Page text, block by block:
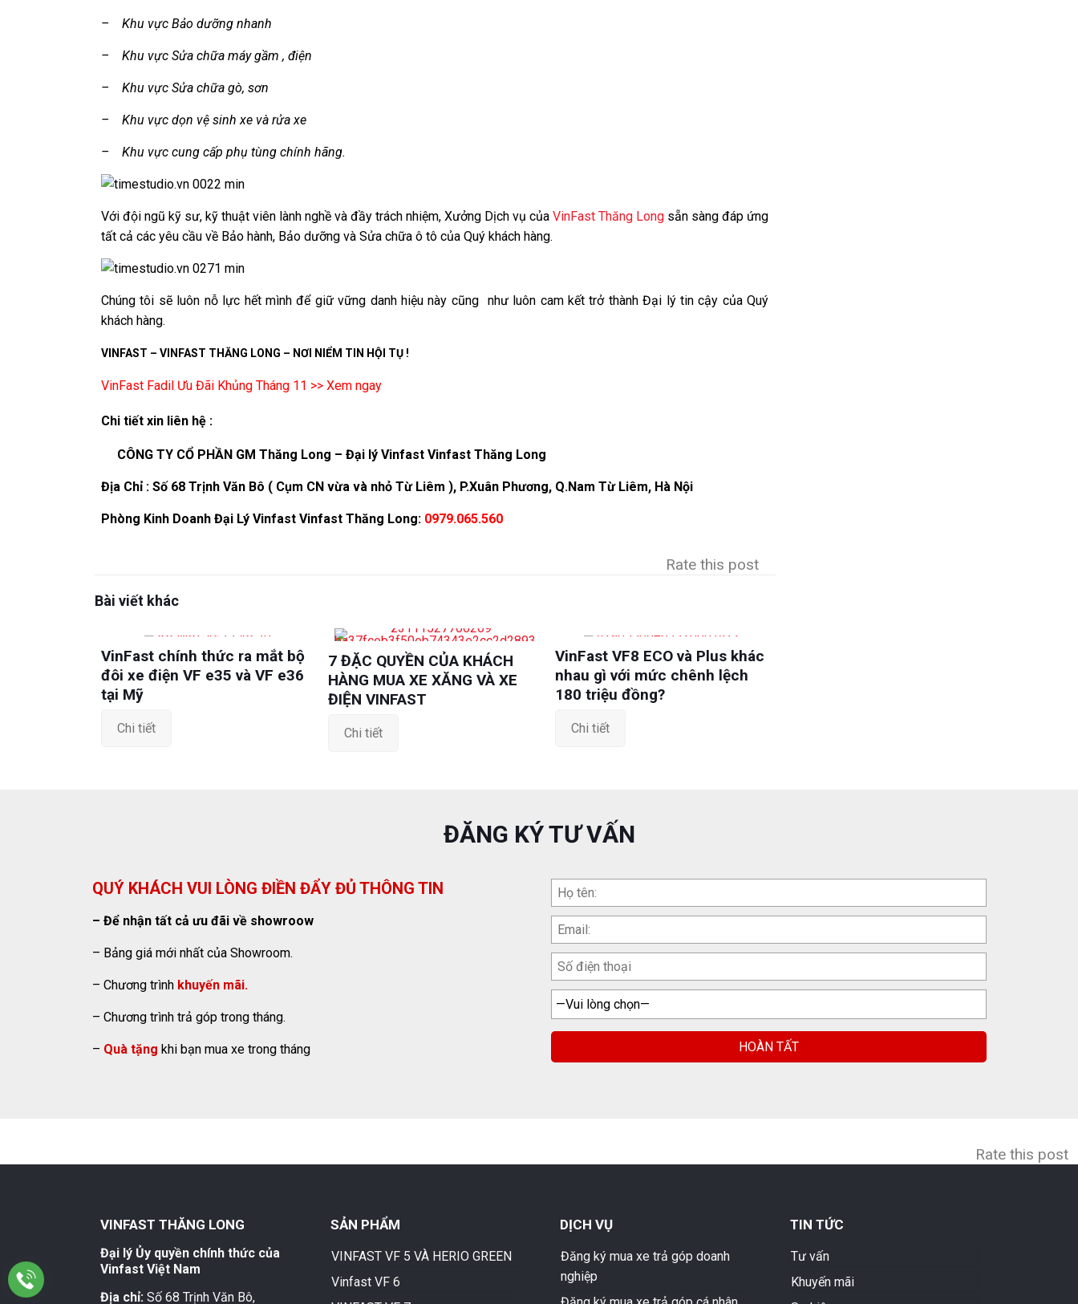
– Khu vực Bảo dưỡng nhanh
– Khu vực Sửa chữa máy gầm , điện
– Khu vực Sửa chữa gò, sơn
– Khu vực dọn vệ sinh xe và rửa xe
– Khu vực cung cấp phụ tùng chính hãng.
Với đội ngũ kỹ sư, kỹ thuật viên lành nghề và đầy trách nhiệm, Xưởng Dịch vụ củaVinFast Thăng Long sẵn sàng đáp ứng
tất cả các yêu cầu về Bảo hành, Bảo dưỡng và Sửa chữa ô tô của Quý khách hàng.
Chúng tôi sẽ luôn nỗ lực hết mình để giữ vững danh hiệu này cũng như luôn cam kết trở thành Đại lý tin cậy của Quý
khách hàng.
VINFAST – VINFAST THĂNG LONG – NƠI NIỂM TIN HỘI TỤ !
VinFast Fadil Ưu Đãi Khủng Tháng 11 >> Xem ngay
Chi tiết xin liên hệ :
CÔNG TY CỔ PHẦN GM Thăng Long – Đại lý Vinfast Vinfast Thăng Long
Địa Chỉ : Số 68 Trịnh Văn Bô ( Cụm CN vừa và nhỏ Từ Liêm ), P.Xuân Phương, Q.Nam Từ Liêm, Hà Nội
Phòng Kinh Doanh Đại Lý Vinfast Vinfast Thăng Long: 0979.065.560
Rate this post
Bài viết khác
VinFast chính thức ra mắt bộ
đôi xe điện VF e35 và VF e36
tại Mỹ
Chi tiết
7 ĐẶC QUYỀN CỦA KHÁCH
HÀNG MUA XE XĂNG VÀ XE
ĐIỆN VINFAST
Chi tiết
VinFast VF8 ECO và Plus khác
nhau gì với mức chênh lệch
180 triệu đồng?
Chi tiết
ĐĂNG KÝ TƯ VẤN
QUÝ KHÁCH VUI LÒNG ĐIỀN ĐẨY ĐỦ THÔNG TIN
– Để nhận tất cả ưu đãi về showroow
– Bảng giá mới nhất của Showroom.
– Chương trình khuyến mãi.
– Chương trình trả góp trong tháng.
– Quà tặng khi bạn mua xe trong tháng
Rate this post
VINFAST THĂNG LONG
Đại lý Ủy quyền chính thức của
Vinfast Việt Nam
Địa chỉ: Số 68 Trịnh Văn Bô,
SẢN PHẨM
VINFAST VF 5 VÀ HERIO GREEN
Vinfast VF 6
DỊCH VỤ
Đăng ký mua xe trả góp doanh
nghiệp
TIN TỨC
Tư vấn
Khuyến mãi